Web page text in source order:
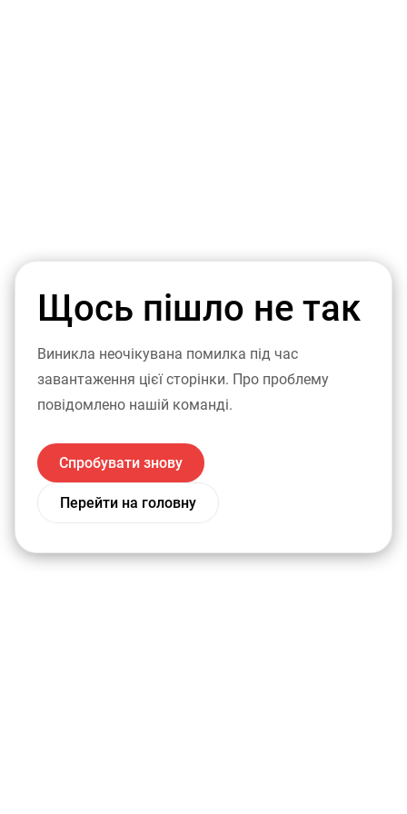
Щось пішло не так
Виникла неочікувана помилка під час
завантаження цієї сторінки. Про проблему
повідомлено нашій команді.
Спробувати знову
Перейти на головну